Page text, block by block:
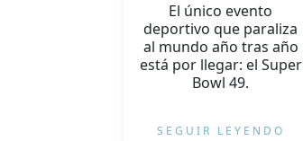
El único evento
deportivo que paraliza
al mundo año tras año
está por llegar: el Super
Bowl 49.
SEGUIR LEYENDO